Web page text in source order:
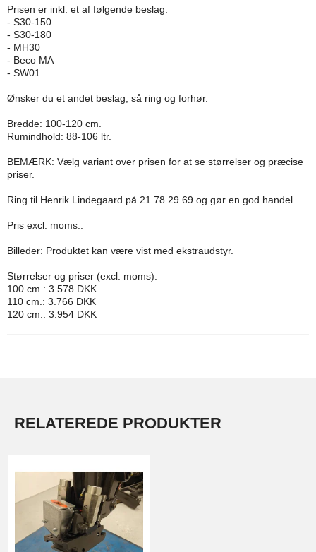
Prisen er inkl. et af følgende beslag:
- S30-150
- S30-180
- MH30
- Beco MA
- SW01
Ønsker du et andet beslag, så ring og forhør.
Bredde: 100-120 cm.
Rumindhold: 88-106 ltr.
BEMÆRK: Vælg variant over prisen for at se størrelser og præcise
priser.
Ring til Henrik Lindegaard på 21 78 29 69 og gør en god handel.
Pris excl. moms..
Billeder: Produktet kan være vist med ekstraudstyr.
Størrelser og priser (excl. moms):
100 cm.: 3.578 DKK
110 cm.: 3.766 DKK
120 cm.: 3.954 DKK
RELATEREDE PRODUKTER